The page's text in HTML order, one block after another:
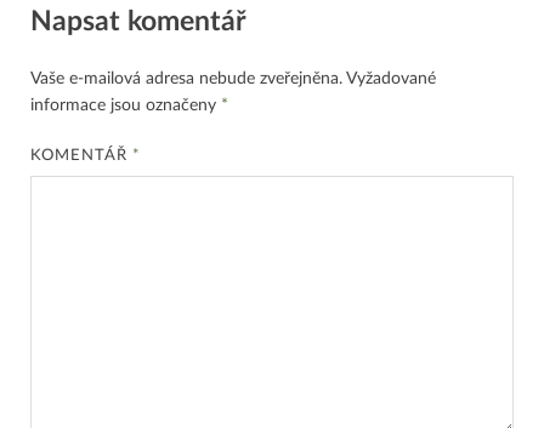
Napsat komentář
Vaše e-mailová adresa nebude zveřejněna. Vyžadované
informace jsou označeny *
KOMENTÁŘ *